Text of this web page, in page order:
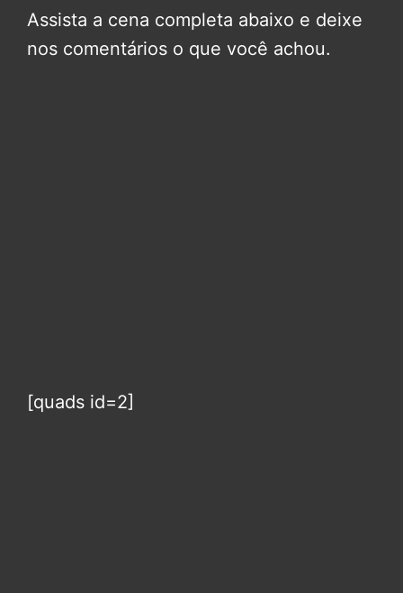
Assista a cena completa abaixo e deixe
nos comentários o que você achou.
[quads id=2]